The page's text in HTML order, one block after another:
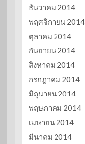
ธันวาคม 2014
พฤศจิกายน 2014
ตุลาคม 2014
กันยายน 2014
สิงหาคม 2014
กรกฎาคม 2014
มิถุนายน 2014
พฤษภาคม 2014
เมษายน 2014
มีนาคม 2014